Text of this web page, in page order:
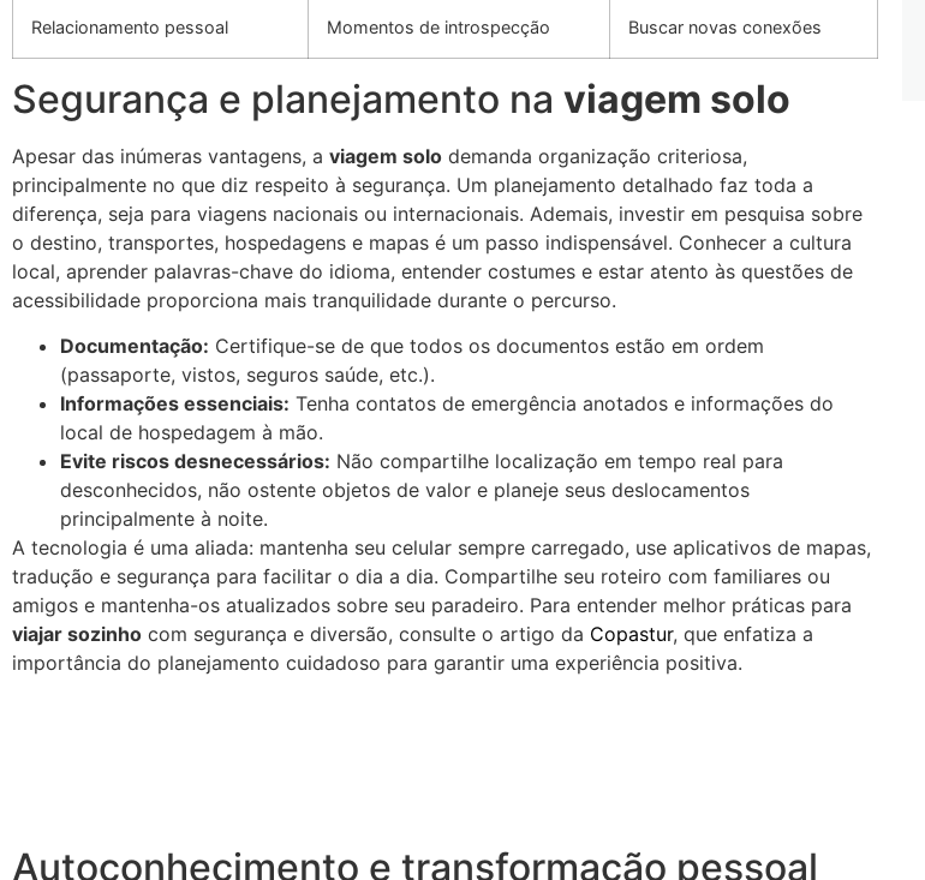
Relacionamento pessoal Momentos de introspecção Buscar novas conexões
Segurança e planejamento na viagem solo
Apesar das inúmeras vantagens, a viagem solo demanda organização criteriosa,
principalmente no que diz respeito à segurança. Um planejamento detalhado faz toda a
diferença, seja para viagens nacionais ou internacionais. Ademais, investir em pesquisa sobre
o destino, transportes, hospedagens e mapas é um passo indispensável. Conhecer a cultura
local, aprender palavras-chave do idioma, entender costumes e estar atento às questões de
acessibilidade proporciona mais tranquilidade durante o percurso.
Documentação: Certifique-se de que todos os documentos estão em ordem
(passaporte, vistos, seguros saúde, etc.).
Informações essenciais: Tenha contatos de emergência anotados e informações do
local de hospedagem à mão.
Evite riscos desnecessários: Não compartilhe localização em tempo real para
desconhecidos, não ostente objetos de valor e planeje seus deslocamentos
principalmente à noite.
A tecnologia é uma aliada: mantenha seu celular sempre carregado, use aplicativos de mapas,
tradução e segurança para facilitar o dia a dia. Compartilhe seu roteiro com familiares ou
amigos e mantenha-os atualizados sobre seu paradeiro. Para entender melhor práticas para
viajar sozinho com segurança e diversão, consulte o artigo da Copastur, que enfatiza a
importância do planejamento cuidadoso para garantir uma experiência positiva.
Autoconhecimento e transformação pessoal